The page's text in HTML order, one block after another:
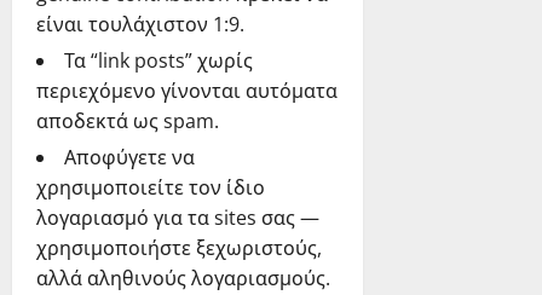
είναι τουλάχιστον 1:9.
Τα “link posts” χωρίς
περιεχόμενο γίνονται αυτόματα
αποδεκτά ως spam.
Αποφύγετε να
χρησιμοποιείτε τον ίδιο
λογαριασμό για τα sites σας —
χρησιμοποιήστε ξεχωριστούς,
αλλά αληθινούς λογαριασμούς.